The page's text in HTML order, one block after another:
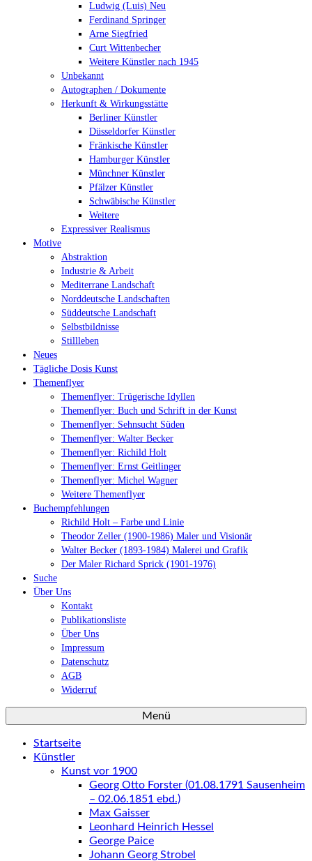
Ludwig (Luis) Neu
Ferdinand Springer
Arne Siegfried
Curt Wittenbecher
Weitere Künstler nach 1945
Unbekannt
Autographen / Dokumente
Herkunft & Wirkungsstätte
Berliner Künstler
Düsseldorfer Künstler
Fränkische Künstler
Hamburger Künstler
Münchner Künstler
Pfälzer Künstler
Schwäbische Künstler
Weitere
Expressiver Realismus
Motive
Abstraktion
Industrie & Arbeit
Mediterrane Landschaft
Norddeutsche Landschaften
Süddeutsche Landschaft
Selbstbildnisse
Stillleben
Neues
Tägliche Dosis Kunst
Themenflyer
Themenflyer: Trügerische Idyllen
Themenflyer: Buch und Schrift in der Kunst
Themenflyer: Sehnsucht Süden
Themenflyer: Walter Becker
Themenflyer: Richild Holt
Themenflyer: Ernst Geitlinger
Themenflyer: Michel Wagner
Weitere Themenflyer
Buchempfehlungen
Richild Holt – Farbe und Linie
Theodor Zeller (1900-1986) Maler und Visionär
Walter Becker (1893-1984) Malerei und Grafik
Der Maler Richard Sprick (1901-1976)
Suche
Über Uns
Kontakt
Publikationsliste
Über Uns
Impressum
Datenschutz
AGB
Widerruf
Menü
Startseite
Künstler
Kunst vor 1900
Georg Otto Forster (01.08.1791 Sausenheim
– 02.06.1851 ebd.)
Max Gaisser
Leonhard Heinrich Hessel
George Paice
Johann Georg Strobel